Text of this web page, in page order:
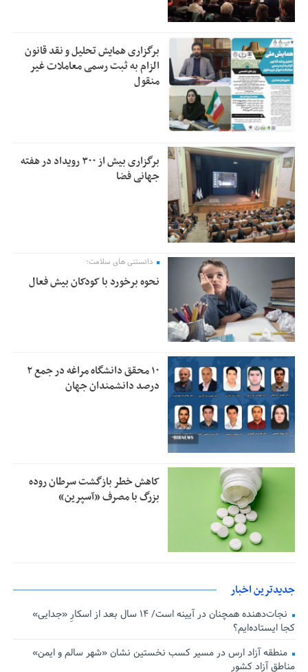
برگزاری همایش تحلیل و نقد قانون
الزام به ثبت رسمی معاملات غیر
منقول
برگزاری بیش از ۳۰۰ رویداد در هفته
جهانی فضا
دانستنی های سلامت؛
نحوه برخورد با کودکان بیش فعال
۱۰ محقق دانشگاه مراغه در جمع ۲
درصد دانشمندان جهان
کاهش خطر بازگشت سرطان روده
بزرگ با مصرف «آسپرین»
جدیدترین اخبار
نجات‌دهنده‌ همچنان در آیینه است/ ۱۴ سال بعد از اسکارِ «جدایی»
کجا ایستاده‌ایم؟
منطقه آزاد ارس در مسیر کسب نخستین نشان «شهر سالم و ایمن»
مناطق آزاد کشور